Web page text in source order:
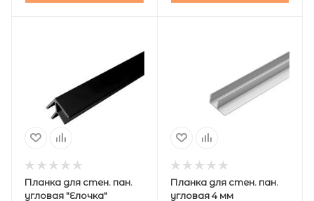
Планка для стен. пан.
угловая "Елочка"
Планка для стен. пан.
угловая 4 мм